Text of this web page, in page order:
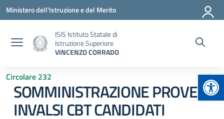
Vai ai contenuti
Vai al menu di navigazione
Vai al footer
Ministero dell'Istruzione e del Merito
ISIS Istituto Statale di
Istruzione Superiore
VINCENZO CORRADO
Circolare 232
SOMMINISTRAZIONE PROVE
INVALSI CBT CANDIDATI